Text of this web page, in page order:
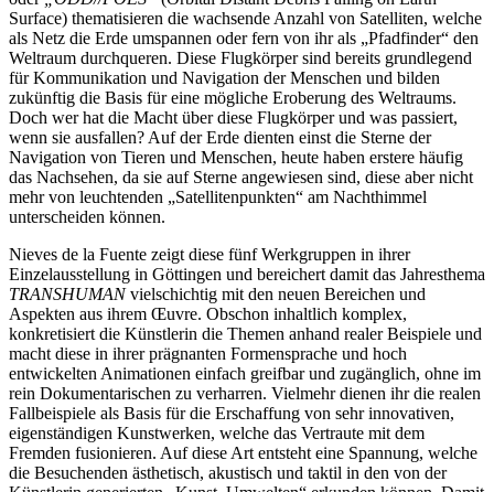
Surface) thematisieren die wachsende Anzahl von Satelliten, welche
als Netz die Erde umspannen oder fern von ihr als „Pfadfinder“ den
Weltraum durchqueren. Diese Flugkörper sind bereits grundlegend
für Kommunikation und Navigation der Menschen und bilden
zukünftig die Basis für eine mögliche Eroberung des Weltraums.
Doch wer hat die Macht über diese Flugkörper und was passiert,
wenn sie ausfallen? Auf der Erde dienten einst die Sterne der
Navigation von Tieren und Menschen, heute haben erstere häufig
das Nachsehen, da sie auf Sterne angewiesen sind, diese aber nicht
mehr von leuchtenden „Satellitenpunkten“ am Nachthimmel
unterscheiden können.
Nieves de la Fuente zeigt diese fünf Werkgruppen in ihrer
Einzelausstellung in Göttingen und bereichert damit das Jahresthema
TRANSHUMANvielschichtig mit den neuen Bereichen und
Aspekten aus ihrem Œuvre. Obschon inhaltlich komplex,
konkretisiert die Künstlerin die Themen anhand realer Beispiele und
macht diese in ihrer prägnanten Formensprache und hoch
entwickelten Animationen einfach greifbar und zugänglich, ohne im
rein Dokumentarischen zu verharren. Vielmehr dienen ihr die realen
Fallbeispiele als Basis für die Erschaffung von sehr innovativen,
eigenständigen Kunstwerken, welche das Vertraute mit dem
Fremden fusionieren. Auf diese Art entsteht eine Spannung, welche
die Besuchenden ästhetisch, akustisch und taktil in den von der